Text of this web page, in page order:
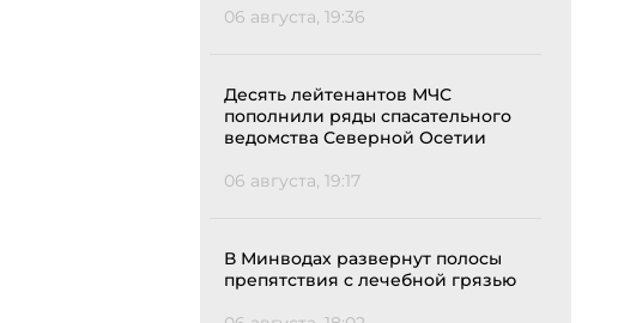
06 августа, 19:36
Десять лейтенантов МЧС
пополнили ряды спасательного
ведомства Северной Осетии
06 августа, 19:17
В Минводах развернут полосы
препятствия с лечебной грязью